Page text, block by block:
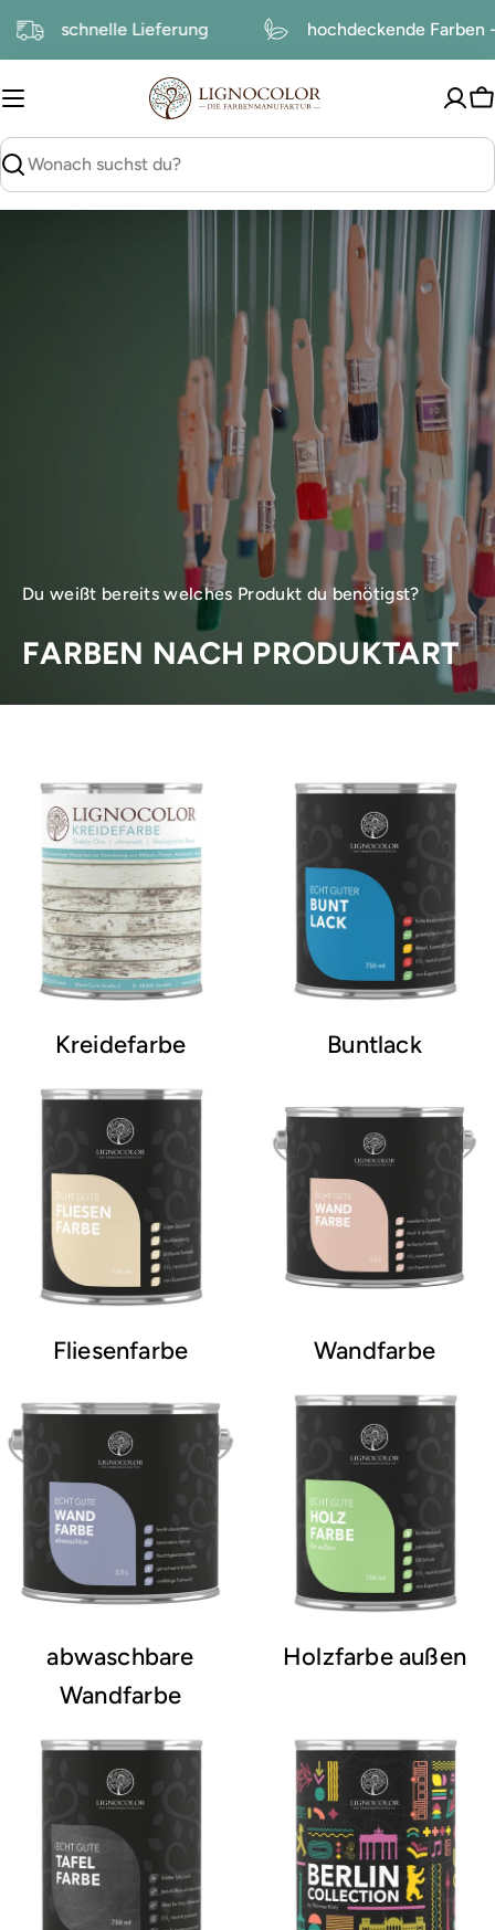
Inhalt
schnelle Lieferung hochdeckende
suchen
Du weißt bereits welches Produkt du benötigst?
FARBEN NACH PRODUKTART
Kreidefarbe Buntlack
Fliesenfarbe Wandfarbe
abwaschbare
Wandfarbe
Holzfarbe außen